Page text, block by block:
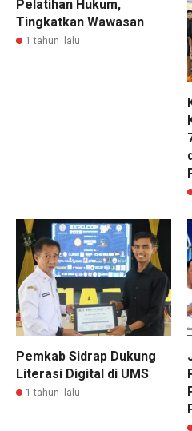
Pelatihan Hukum,
Tingkatkan Wawasan
1 tahun lalu
Pemkab Sidrap Dukung
Literasi Digital di UMS
1 tahun lalu